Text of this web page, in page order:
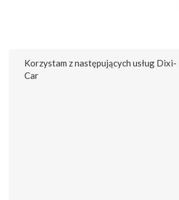
Korzystam z następujących usług Dixi-
Car